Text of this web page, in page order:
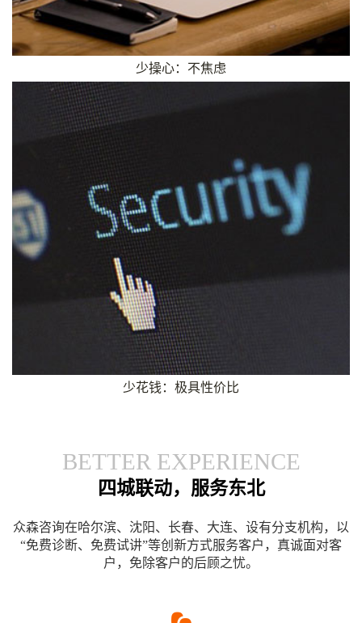
少操心：不焦虑
少花钱：极具性价比
BETTER EXPERIENCE
四城联动，服务东北
众森咨询在哈尔滨、沈阳、长春、大连、设有分支机构，以
“免费诊断、免费试讲”等创新方式服务客户，真诚面对客
户，免除客户的后顾之忧。